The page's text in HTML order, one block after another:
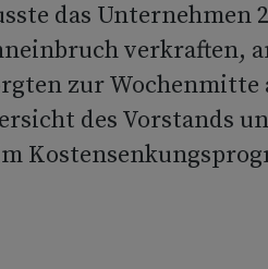
das Unternehmen
verkraften,
zur Wochenmitte
des Vorstands